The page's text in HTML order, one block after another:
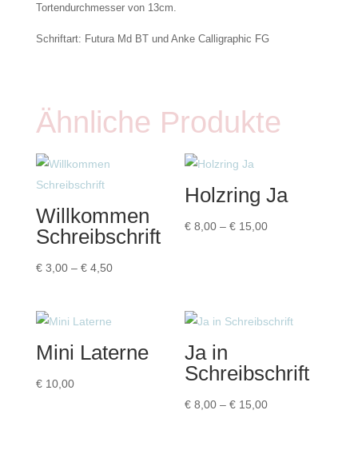
Tortendurchmesser von 13cm.
Schriftart: Futura Md BT und Anke Calligraphic FG
Ähnliche Produkte
Willkommen
Schreibschrift
€3,00 – €4,50Preisspanne:
Holzring Ja
€ 8,00 –€ 15,00Preisspanne:
Mini Laterne
€10,00
Ja in
Schreibschrift
€ 8,00 –€ 15,00Preisspanne: